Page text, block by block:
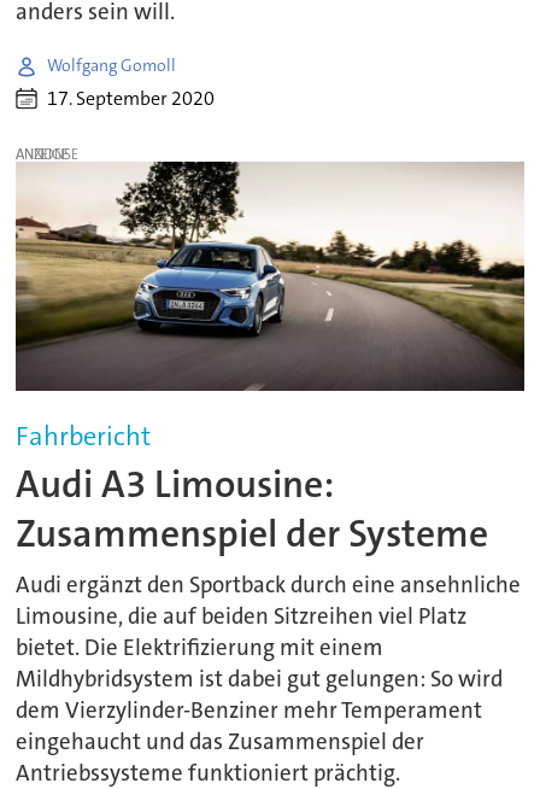
anders sein will.
Wolfgang Gomoll
17. September 2020
ANZEIGE
Fahrbericht
Audi A3 Limousine:
Zusammenspiel der Systeme
Audi ergänzt den Sportback durch eine ansehnliche
Limousine, die auf beiden Sitzreihen viel Platz
bietet. Die Elektrifizierung mit einem
Mildhybridsystem ist dabei gut gelungen: So wird
dem Vierzylinder-Benziner mehr Temperament
eingehaucht und das Zusammenspiel der
Antriebssysteme funktioniert prächtig.